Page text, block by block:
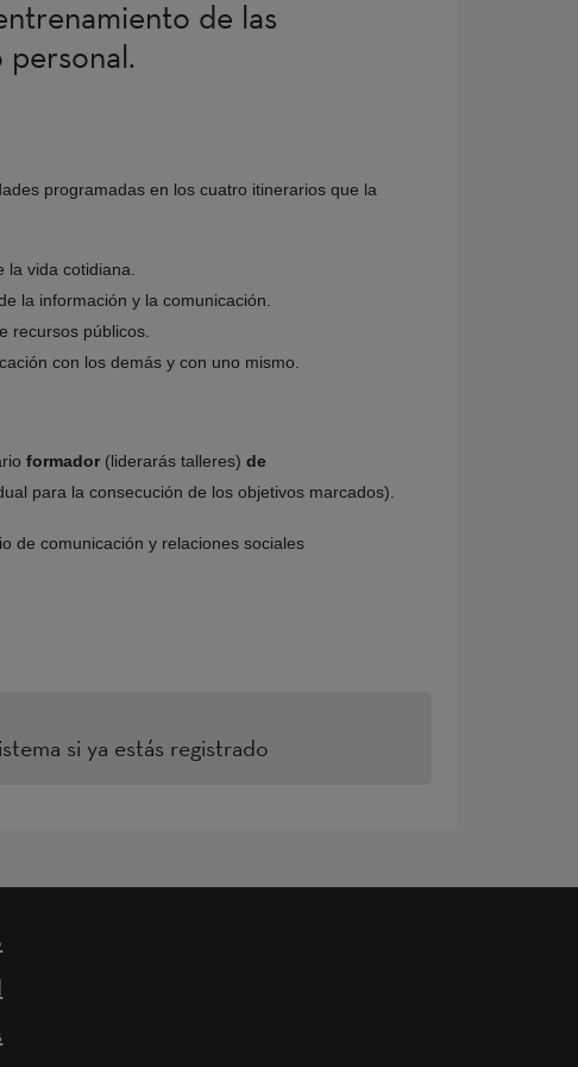
de las
personal.
programadas en los cuatro itinerarios que la
vida cotidiana.
la información y la comunicación.
recursos públicos.
con los demás y con uno mismo.
formador(liderarás talleres) de
para la consecución de los objetivos marcados).
de comunicación y relaciones sociales
si ya estás registrado